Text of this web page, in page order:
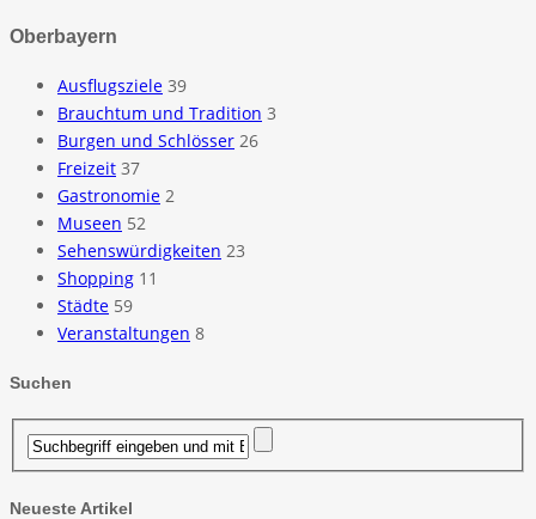
Oberbayern
Ausflugsziele 39
Brauchtum und Tradition 3
Burgen und Schlösser 26
Freizeit 37
Gastronomie 2
Museen 52
Sehenswürdigkeiten 23
Shopping 11
Städte 59
Veranstaltungen 8
Suchen
Neueste Artikel